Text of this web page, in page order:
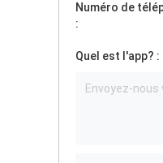
Numéro de
:
Quel est l'app? :